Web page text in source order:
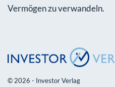
Vermögen zu verwandeln.
© 2026 - Investor Verlag